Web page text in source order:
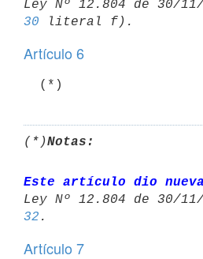
30
Artículo 6
  (*)
(*)Notas:
Este artículo dio
32
Artículo 7